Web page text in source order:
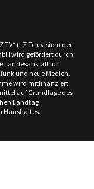
TV“ (LZ Television) der
wird gefördert durch
Landesanstalt für
und neue Medien.
wird mitfinanziert
auf Grundlage des
Landtag
Haushaltes.